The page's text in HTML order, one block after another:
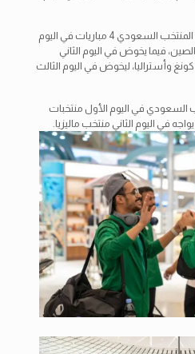
وفي منافسات رجال فوم يخوض المنتخب السعودي 4 مباريات في اليوم
فيما يخوض في اليوم الثاني
وأستراليا، ليخوض في اليوم الثالث
السعودي في اليوم الأول منتخبات
في اليوم الثاني منتخب ماليزيا.